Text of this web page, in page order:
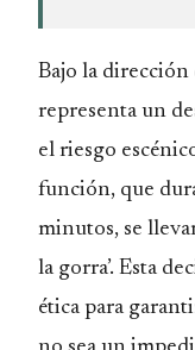
Bajo la dirección
representa un
el riesgo
función, que
minutos, se
la gorra’. Esta
ética para